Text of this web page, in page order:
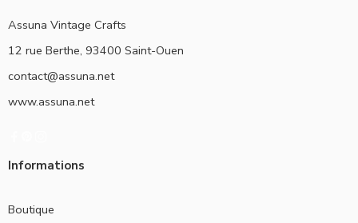
Assuna Vintage Crafts
12 rue Berthe, 93400 Saint-Ouen
contact@assuna.net
www.assuna.net
Informations
Boutique